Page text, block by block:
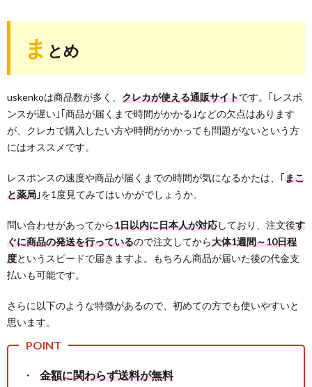
ま とめ
uskenkoは商品数が多く、 クレカが使える通販サイトです。｢レスポ
ンスが遅い｣｢商品が届くまで時間がかかる｣などの欠点はあります
が、クレカで購入したい方や時間がかかっても問題がないという方
にはオススメです。
レスポンスの速度や商品が届くまでの時間が気になるかたは、｢まこ
と薬局 ｣を1度見てみてはいかがでしょうか。
問い合わせがあってから1日以内に日本人が対応しており、注文後す
ぐに商品の発送を行っているので注文してから大体1週間～10日程
度というスピードで届きますよ。もちろん商品が届いた後の代金支
払いも可能です。
さらに以下のような特徴があるので、初めての方でも使いやすいと
思います。
金額に関わらず送料が無料